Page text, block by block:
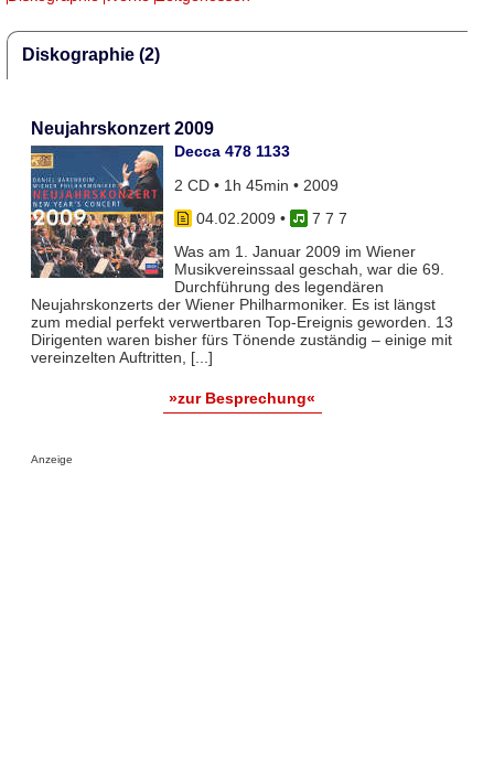
Diskographie (2)
Neujahrskonzert 2009
Decca 478 1133
2 CD • 1h 45min • 2009
04.02.2009 •
7 7 7
Was am 1. Januar 2009 im Wiener
Musikvereinssaal geschah, war die 69.
Durchführung des legendären
Neujahrskonzerts der Wiener Philharmoniker. Es ist längst
zum medial perfekt verwertbaren Top-Ereignis geworden. 13
Dirigenten waren bisher fürs Tönende zuständig – einige mit
vereinzelten Auftritten, [...]
»zur Besprechung«
Anzeige